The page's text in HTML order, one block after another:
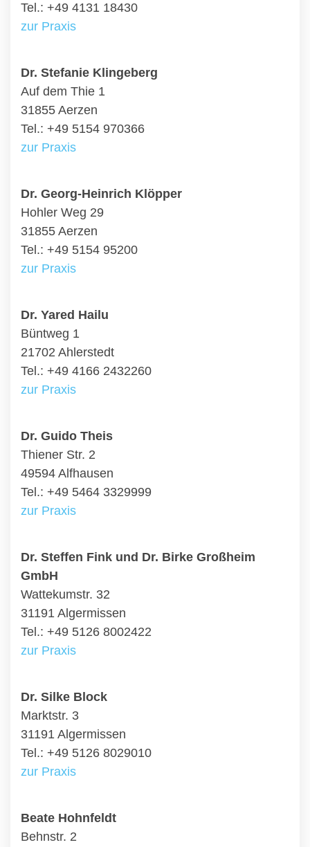
Tel.: +49 4131 18430
zur Praxis
Dr. Stefanie Klingeberg
Auf dem Thie 1
31855 Aerzen
Tel.: +49 5154 970366
zur Praxis
Dr. Georg-Heinrich Klöpper
Hohler Weg 29
31855 Aerzen
Tel.: +49 5154 95200
zur Praxis
Dr. Yared Hailu
Büntweg 1
21702 Ahlerstedt
Tel.: +49 4166 2432260
zur Praxis
Dr. Guido Theis
Thiener Str. 2
49594 Alfhausen
Tel.: +49 5464 3329999
zur Praxis
Dr. Steffen Fink und Dr. Birke Großheim
GmbH
Wattekumstr. 32
31191 Algermissen
Tel.: +49 5126 8002422
zur Praxis
Dr. Silke Block
Marktstr. 3
31191 Algermissen
Tel.: +49 5126 8029010
zur Praxis
Beate Hohnfeldt
Behnstr. 2